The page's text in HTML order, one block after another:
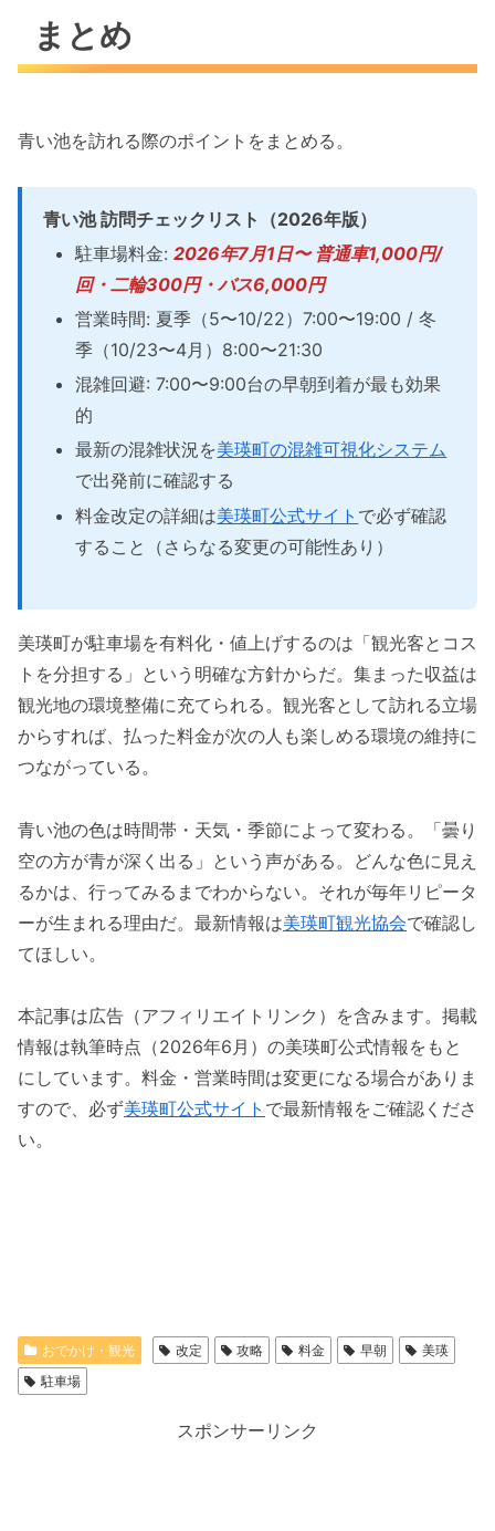
まとめ
青い池を訪れる際のポイントをまとめる。
青い池 訪問チェックリスト（2026年版）
駐車場料金:2026年7月1日〜 普通車1,000円/
回・二輪300円・バス6,000円
営業時間: 夏季（5〜10/22）7:00〜19:00 / 冬
季（10/23〜4月）8:00〜21:30
混雑回避: 7:00〜9:00台の早朝到着が最も効果
的
最新の混雑状況を美瑛町の混雑可視化システム
で出発前に確認する
料金改定の詳細は美瑛町公式サイト で必ず確認
すること（さらなる変更の可能性あり）
美瑛町が駐車場を有料化・値上げするのは「観光客とコス
トを分担する」という明確な方針からだ。集まった収益は
観光地の環境整備に充てられる。観光客として訪れる立場
からすれば、払った料金が次の人も楽しめる環境の維持に
つながっている。
青い池の色は時間帯・天気・季節によって変わる。「曇り
空の方が青が深く出る」という声がある。どんな色に見え
るかは、行ってみるまでわからない。それが毎年リピータ
ーが生まれる理由だ。最新情報は美瑛町観光協会で確認し
てほしい。
本記事は広告（アフィリエイトリンク）を含みます。掲載
情報は執筆時点（2026年6月）の美瑛町公式情報をもと
にしています。料金・営業時間は変更になる場合がありま
すので、必ず美瑛町公式サイト で最新情報をご確認くださ
い。
おでかけ・観光 改定 攻略 料金 早朝
美瑛
駐車場
スポンサーリンク